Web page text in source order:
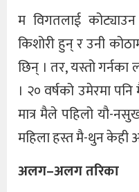
म विगतलाई
किशोरी हुन् र उनी
छिन् । तर, यस्तो गर्नका
। २० वर्षको उमेरमा
मात्र मैले पहिलो यौ-
महिला हस्त मै-थुन केही
अलग–अलग तरिका